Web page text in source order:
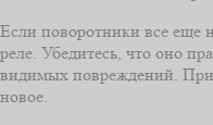
Если поворотники все еще
реле. Убедитесь, что оно
видимых повреждений. При
новое.